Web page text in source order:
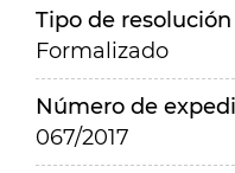
Tipo de resolución
Formalizado
Número de
067/2017